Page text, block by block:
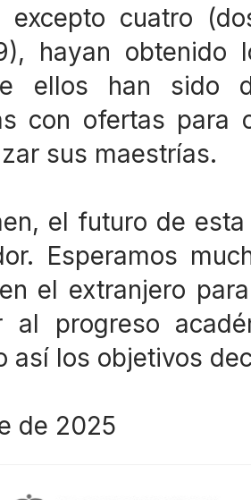
excepto cuatro
hayan
ellos han sido
con ofertas para
sus maestrías.
el futuro de
Esperamos
el extranjero
al progreso
así los objetivos
de 2025